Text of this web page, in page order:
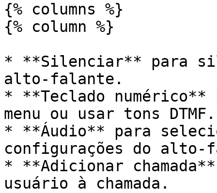
{% columns %}
{% column %}
* **Silenciar** para
alto-falante.
* **Teclado numérico**
menu ou usar tons DTMF.
* **Áudio** para
configurações do alto-
* **Adicionar
usuário à chamada.